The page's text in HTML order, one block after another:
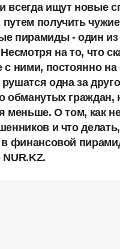
всегда ищут новые
получить чужие
пирамиды - один из
на то, что
с ними, постоянно на
одна за
обманутых граждан,
меньше. О том, как
и что
в финансовой